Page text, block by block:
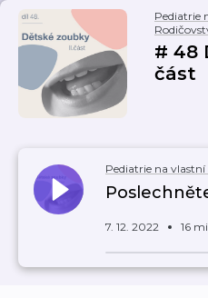
Pediatrie
# 48
část
Pediatrie na vlastní
7. 12. 2022 16